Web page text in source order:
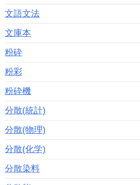
文語文法
文庫本
粉砕
粉彩
粉砕機
分散(統計)
分散(物理)
分散(化学)
分散染料